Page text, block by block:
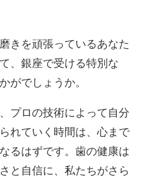
きを頑張っているあなた
、銀座で受ける特別な
がでしょうか。
プロの技術によって自分
れていく時間は、心まで
るはずです。歯の健康は
と自信に、私たちがさら